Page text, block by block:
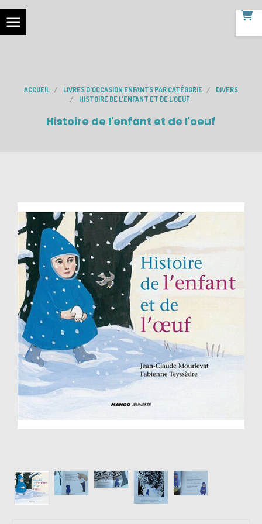
ACCUEIL LIVRES D'OCCASION ENFANTS PAR CATÉGORIE
DIVERS
HISTOIRE DE L'ENFANT ET DE L'OEUF
Histoire de l'enfant et de l'oeuf